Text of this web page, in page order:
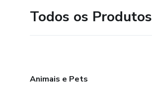
Todos os Produtos
Animais e Pets